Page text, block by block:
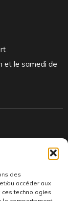
des
ou accéder aux
technologies
et le samedi de
rares et exclusifs.